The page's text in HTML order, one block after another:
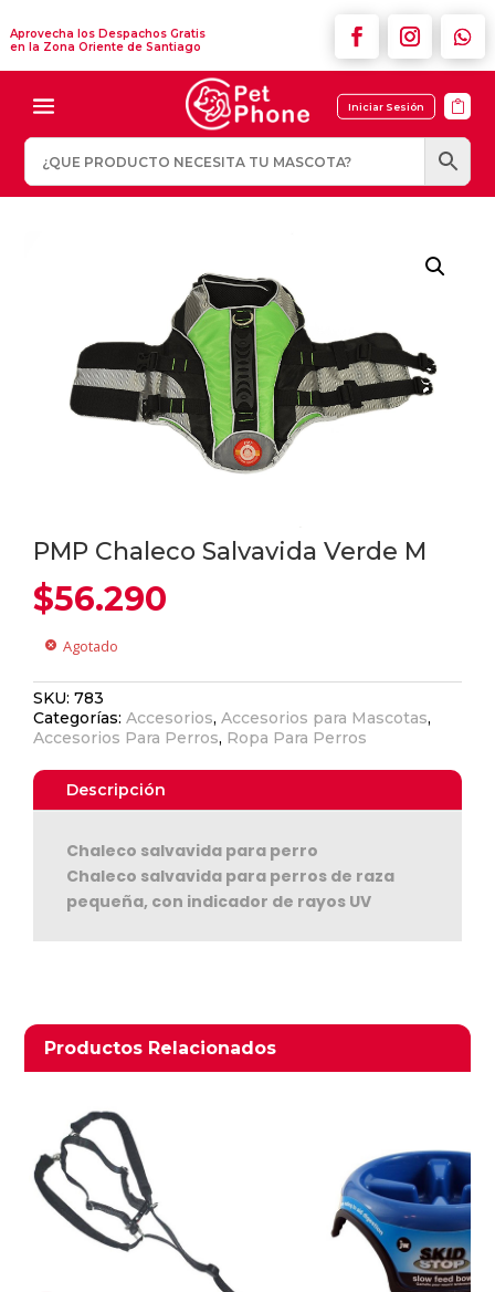
Aprovecha los Despachos Gratis
en la Zona Oriente de Santiago
Iniciar Sesión 
PMP Chaleco Salvavida Verde M
$56.290
cancel Agotado
SKU:783
Categorías:Accesorios,Accesorios para Mascotas,
Accesorios Para Perros, Ropa Para Perros
Descripción
Chaleco salvavida para perro
Chaleco salvavida para perros de raza
pequeña, con indicador de rayos UV
Productos Relacionados
Productos relacionados